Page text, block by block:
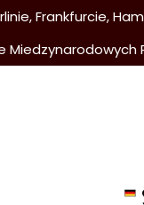
Frankfurcie,
Miedzynarodowych